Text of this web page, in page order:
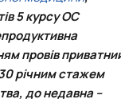
5 курсу ОС
провів
річним стажем
до недавна –